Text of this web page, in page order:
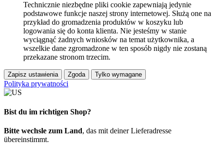
Technicznie niezbędne pliki cookie zapewniają jedynie
podstawowe funkcje naszej strony internetowej. Służą one na
przykład do gromadzenia produktów w koszyku lub
logowania się do konta klienta. Nie jesteśmy w stanie
wyciągnąć żadnych wniosków na temat użytkownika, a
wszelkie dane zgromadzone w ten sposób nigdy nie zostaną
przekazane stronom trzecim.
Zapisz ustawienia Zgoda Tylko wymagane
Polityka prywatności
Bist du im richtigen Shop?
Bitte wechsle zum Land, das mit deiner Lieferadresse
übereinstimmt.